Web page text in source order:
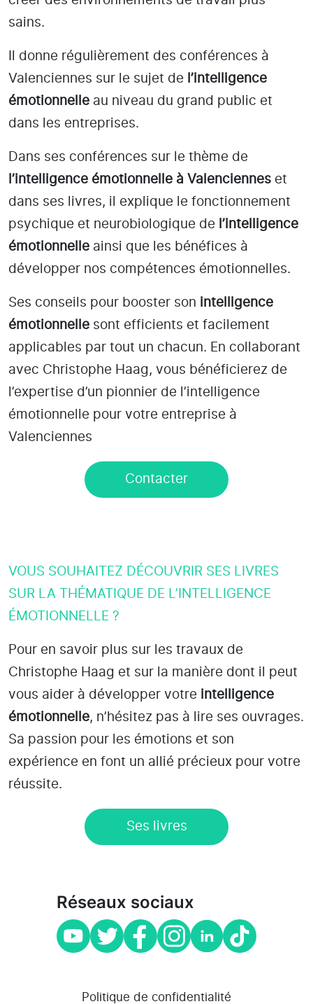
sains.
Il donne régulièrement des conférences à
Valenciennes sur le sujet de l’intelligence
émotionnelle au niveau du grand public et
dans les entreprises.
Dans ses conférences sur le thème de
l’intelligence émotionnelle à Valenciennes et
dans ses livres, il explique le fonctionnement
psychique et neurobiologique de l’intelligence
émotionnelle ainsi que les bénéfices à
développer nos compétences émotionnelles.
Ses conseils pour booster son intelligence
émotionnelle sont efficients et facilement
applicables par tout un chacun. En collaborant
avec Christophe Haag, vous bénéficierez de
l’expertise d’un pionnier de l’intelligence
émotionnelle pour votre entreprise à
Valenciennes
Contacter
VOUS SOUHAITEZ DÉCOUVRIR SES LIVRES
SUR LA THÉMATIQUE DE L’INTELLIGENCE
ÉMOTIONNELLE ?
Pour en savoir plus sur les travaux de
Christophe Haag et sur la manière dont il peut
vous aider à développer votre intelligence
émotionnelle, n’hésitez pas à lire ses ouvrages.
Sa passion pour les émotions et son
expérience en font un allié précieux pour votre
réussite.
Ses livres
Réseaux sociaux
Politique de confidentialité